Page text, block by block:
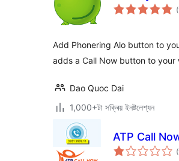
Add Phonering Alo button to
adds a Call Now button to
Dao Quoc Dai
1,000+টা সক্ৰিয় ইনষ্টলেশ্যন
ATP Call